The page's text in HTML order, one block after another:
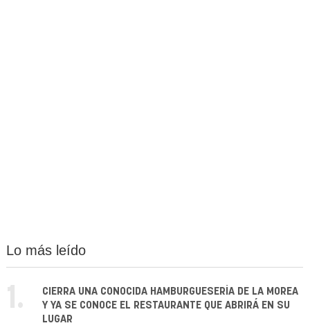
Lo más leído
1.
CIERRA UNA CONOCIDA HAMBURGUESERÍA DE LA MOREA
Y YA SE CONOCE EL RESTAURANTE QUE ABRIRÁ EN SU
LUGAR